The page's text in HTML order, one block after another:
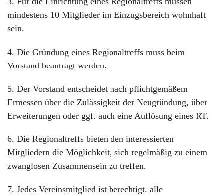
mindestens 10 Mitglieder im Einzugsbereich wohnhaft
sein.
4. Die Gründung eines Regionaltreffs muss beim
Vorstand beantragt werden.
5. Der Vorstand entscheidet nach pflichtgemäßem
Ermessen über die Zulässigkeit der Neugründung, über
Erweiterungen oder ggf. auch eine Auflösung eines RT.
6. Die Regionaltreffs bieten den interessierten
Mitgliedern die Möglichkeit, sich regelmäßig zu einem
zwanglosen Zusammensein zu treffen.
7. Jedes Vereinsmitglied ist berechtigt. alle